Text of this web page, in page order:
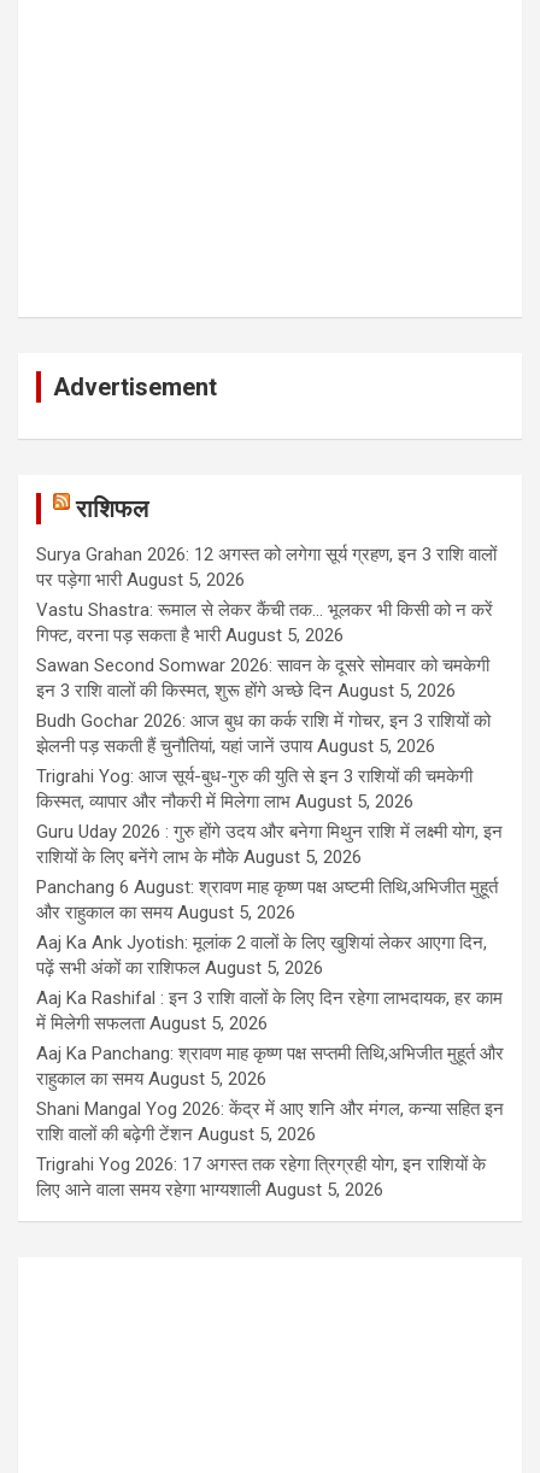
Advertisement
राशिफल
Surya Grahan 2026: 12 अगस्त को लगेगा सूर्य ग्रहण, इन 3 राशि वालों
पर पड़ेगा भारी August 5, 2026
Vastu Shastra: रूमाल से लेकर कैंची तक... भूलकर भी किसी को न करें
गिफ्ट, वरना पड़ सकता है भारी August 5, 2026
Sawan Second Somwar 2026: सावन के दूसरे सोमवार को चमकेगी
इन 3 राशि वालों की किस्मत, शुरू होंगे अच्छे दिन August 5, 2026
Budh Gochar 2026: आज बुध का कर्क राशि में गोचर, इन 3 राशियों को
झेलनी पड़ सकती हैं चुनौतियां, यहां जानें उपाय August 5, 2026
Trigrahi Yog: आज सूर्य-बुध-गुरु की युति से इन 3 राशियों की चमकेगी
किस्मत, व्यापार और नौकरी में मिलेगा लाभ August 5, 2026
Guru Uday 2026 : गुरु होंगे उदय और बनेगा मिथुन राशि में लक्ष्मी योग, इन
राशियों के लिए बनेंगे लाभ के मौके August 5, 2026
Panchang 6 August: श्रावण माह कृष्ण पक्ष अष्टमी तिथि,अभिजीत मुहूर्त
और राहुकाल का समय August 5, 2026
Aaj Ka Ank Jyotish: मूलांक 2 वालों के लिए खुशियां लेकर आएगा दिन,
पढ़ें सभी अंकों का राशिफल August 5, 2026
Aaj Ka Rashifal : इन 3 राशि वालों के लिए दिन रहेगा लाभदायक, हर काम
में मिलेगी सफलता August 5, 2026
Aaj Ka Panchang: श्रावण माह कृष्ण पक्ष सप्तमी तिथि,अभिजीत मुहूर्त और
राहुकाल का समय August 5, 2026
Shani Mangal Yog 2026: केंद्र में आए शनि और मंगल, कन्या सहित इन
राशि वालों की बढ़ेगी टेंशन August 5, 2026
Trigrahi Yog 2026: 17 अगस्त तक रहेगा त्रिग्रही योग, इन राशियों के
लिए आने वाला समय रहेगा भाग्यशाली August 5, 2026